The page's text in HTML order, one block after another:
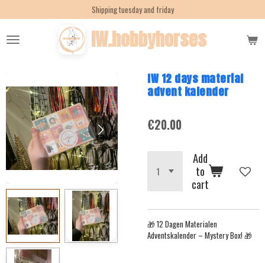
main
IW.hobbyhorses
Shipping tuesday and friday
IW 12 days material
advent kalender
€20.00
Add
to
cart
🎁 12 Dagen Materialen
Adventskalender – Mystery Box! 🎁